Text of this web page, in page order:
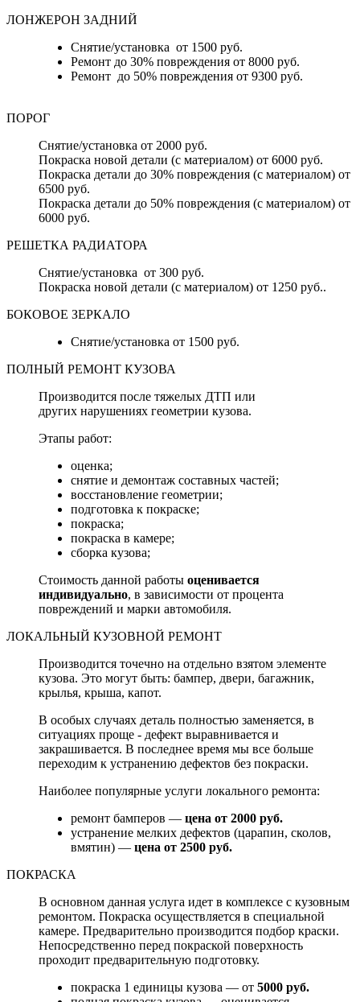
ЛОНЖЕРОН ЗАДНИЙ
Снятие/установка от 1500 руб.
Ремонт до 30% повреждения от 8000 руб.
Ремонт до 50% повреждения от 9300 руб.
ПОРОГ
Снятие/установка от 2000 руб.
Покраска новой детали (с материалом) от 6000 руб.
Покраска детали до 30% повреждения (с материалом) от
6500 руб.
Покраска детали до 50% повреждения (с материалом) от
6000 руб.
РЕШЕТКА РАДИАТОРА
Снятие/установка от 300 руб.
Покраска новой детали (с материалом) от 1250 руб..
БОКОВОЕ ЗЕРКАЛО
Снятие/установка от 1500 руб.
ПОЛНЫЙ РЕМОНТ КУЗОВА
Производится после тяжелых ДТП или
других нарушениях геометрии кузова.
Этапы работ:
оценка;
снятие и демонтаж составных частей;
восстановление геометрии;
подготовка к покраске;
покраска;
покраска в камере;
сборка кузова;
Стоимость данной работы оценивается
индивидуально, в зависимости от процента
повреждений и марки автомобиля.
ЛОКАЛЬНЫЙ КУЗОВНОЙ РЕМОНТ
Производится точечно на отдельно взятом элементе
кузова. Это могут быть: бампер, двери, багажник,
крылья, крыша, капот.
В особых случаях деталь полностью заменяется, в
ситуациях проще - дефект выравнивается и
закрашивается. В последнее время мы все больше
переходим к устранению дефектов без покраски.
Наиболее популярные услуги локального ремонта:
ремонт бамперов — цена от 2000 руб.
устранение мелких дефектов (царапин, сколов,
вмятин) — цена от 2500 руб.
ПОКРАСКА
В основном данная услуга идет в комплексе с кузовным
ремонтом. Покраска осуществляется в специальной
камере. Предварительно производится подбор краски.
Непосредственно перед покраской поверхность
проходит предварительную подготовку.
покраска 1 единицы кузова — от 5000 руб.